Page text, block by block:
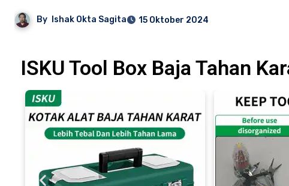
By Ishak Okta Sagita 15 Oktober 2024
ISKU Tool Box Baja Tahan